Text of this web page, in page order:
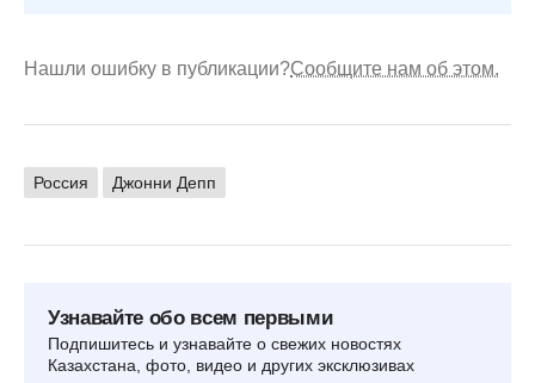
Нашли ошибку в публикации?Сообщите нам об этом.
Россия Джонни Депп
Узнавайте обо всем первыми
Подпишитесь и узнавайте о свежих новостях
Казахстана, фото, видео и других эксклюзивах